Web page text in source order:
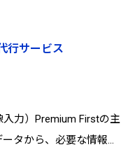
行サービス
力）Premium Firstの主
タから、必要な情報を